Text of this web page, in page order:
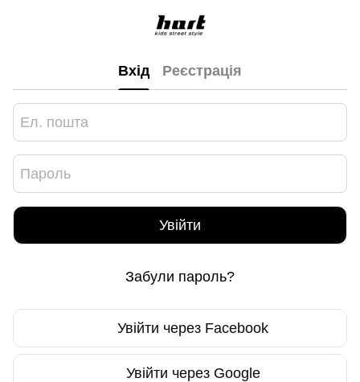
Вхід Реєстрація
Увійти
Забули пароль?
Увійти через Facebook
Увійти через Google